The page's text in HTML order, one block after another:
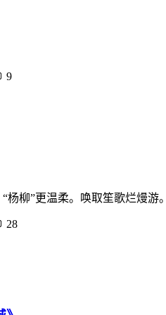
9
杨柳”更温柔。唤取笙歌烂熳游
28